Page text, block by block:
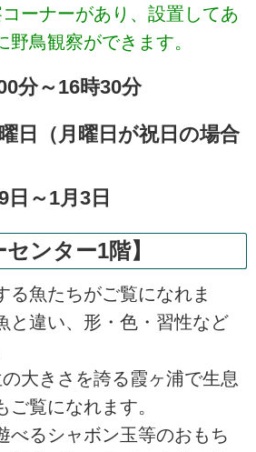
ーナーがあり、設置してあ
野鳥観察ができます。
分～16時30分
（月曜日が祝日の場合
日～1月3日
センター1階】
る魚たちがご覧になれま
と違い、形・色・習性など
大きさを誇る霞ヶ浦で生息
覧になれます。
べるシャボン玉等のおもち